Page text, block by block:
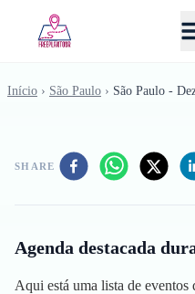
Início › São Paulo › São Paulo -
SHARE
Agenda destacada
Aqui está uma lista de eventos